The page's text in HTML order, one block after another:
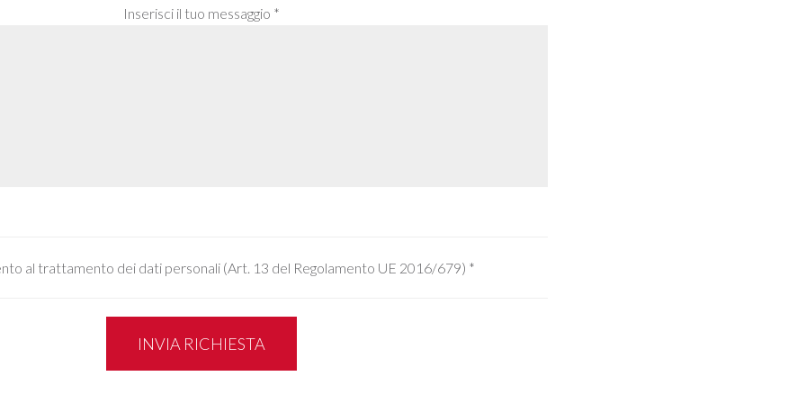
Inserisci il tuo messaggio *
al trattamento dei dati personali (Art. 13 del Regolamento UE 2016/679) *
INVIA RICHIESTA